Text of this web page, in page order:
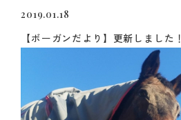
2019.01.18
【ボーガンだより】更新しました！